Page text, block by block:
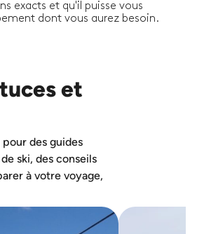
exacts et qu'il puisse vous
dont vous aurez besoin.
et
des guides
ski, des conseils
à votre voyage,